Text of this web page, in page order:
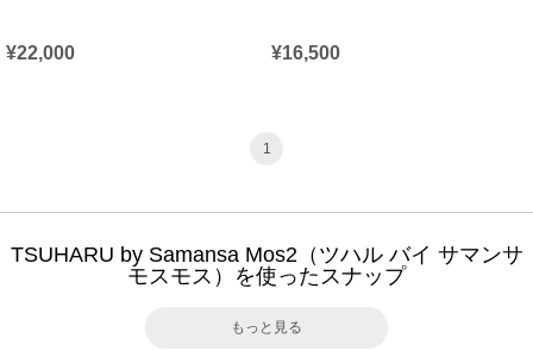
¥22,000 ¥16,500
1
TSUHARU by Samansa Mos2（ツハル バイ サマンサ
モスモス）を使ったスナップ
もっと見る